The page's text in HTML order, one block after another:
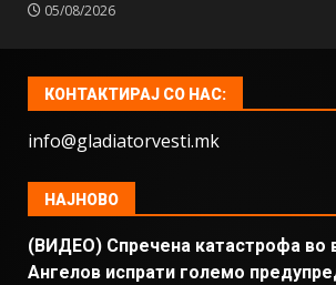
05/08/2026
КОНТАКТИРАЈ СО НАС:
info@gladiatorvesti.mk
НАЈНОВО
(ВИДЕО) Спречена катастрофа во
Ангелов испрати големо